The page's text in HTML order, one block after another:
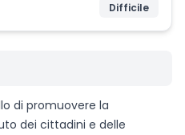
Difficile
di promuovere la
dei cittadini e delle